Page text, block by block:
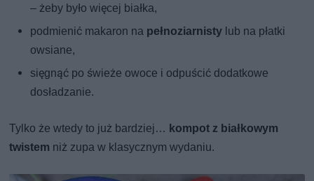
– żeby było więcej białka,
podmienić makaron na pełnoziarnisty lub na płatki
owsiane,
sięgnąć po świeże owoce i odpuścić dodatkowe
dosładzanie.
Tylko że wtedy to już bardziej… kompot z białkowym
twistem niż zupa w klasycznym wydaniu.